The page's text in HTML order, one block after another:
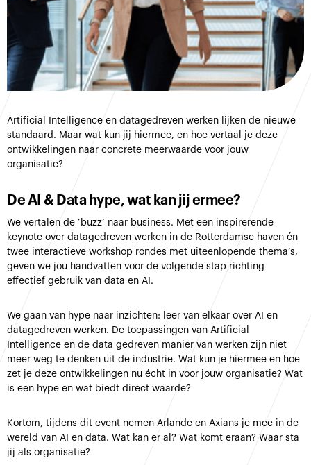
Artificial Intelligence en datagedreven werken lijken de nieuwe
standaard. Maar wat kun jij hiermee, en hoe vertaal je deze
ontwikkelingen naar concrete meerwaarde voor jouw
organisatie?
De AI & Data hype, wat kan jij ermee?
We vertalen de ‘buzz’ naar business. Met een inspirerende
keynote over datagedreven werken in de Rotterdamse haven én
twee interactieve workshop rondes met uiteenlopende thema’s,
geven we jou handvatten voor de volgende stap richting
effectief gebruik van data en AI.
We gaan van hype naar inzichten: leer van elkaar over AI en
datagedreven werken. De toepassingen van Artificial
Intelligence en de data gedreven manier van werken zijn niet
meer weg te denken uit de industrie. Wat kun je hiermee en hoe
zet je deze ontwikkelingen nu écht in voor jouw organisatie? Wat
is een hype en wat biedt direct waarde?
Kortom, tijdens dit event nemen Arlande en Axians je mee in de
wereld van AI en data. Wat kan er al? Wat komt eraan? Waar sta
jij als organisatie?